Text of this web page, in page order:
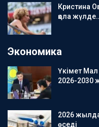
Кристина
қола
Экономика
Үкімет
2026-2030
2026
өседі